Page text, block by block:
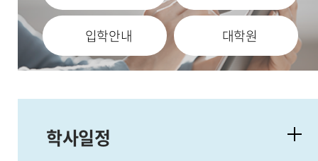
입학안내 대학원
학사일정